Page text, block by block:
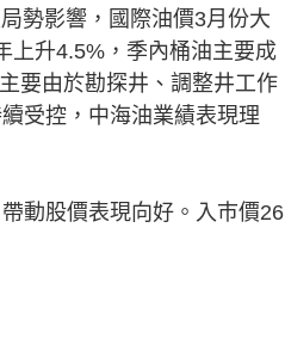
勢影響，國際油價3月份大
上升4.5%，季內桶油主要成
要由於勘探井、調整井工作
受控，中海油業績表現理
動股價表現向好。入巿價26